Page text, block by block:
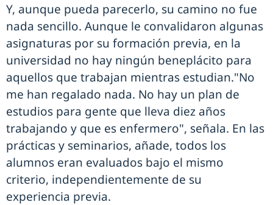
Y, aunque pueda parecerlo, su camino no fue
nada sencillo. Aunque le convalidaron algunas
asignaturas por su formación previa, en la
universidad no hay ningún beneplácito para
aquellos que trabajan mientras estudian."No
me han regalado nada. No hay un plan de
estudios para gente que lleva diez años
trabajando y que es enfermero", señala. En las
prácticas y seminarios, añade, todos los
alumnos eran evaluados bajo el mismo
criterio, independientemente de su
experiencia previa.